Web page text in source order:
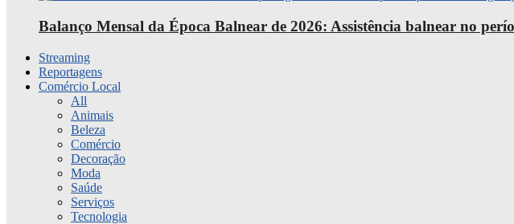
Balanço Mensal da Época Balnear de 2026: Assistência balnear no
Streaming
Reportagens
Comércio Local
All
Animais
Beleza
Comércio
Decoração
Moda
Saúde
Serviços
Tecnologia